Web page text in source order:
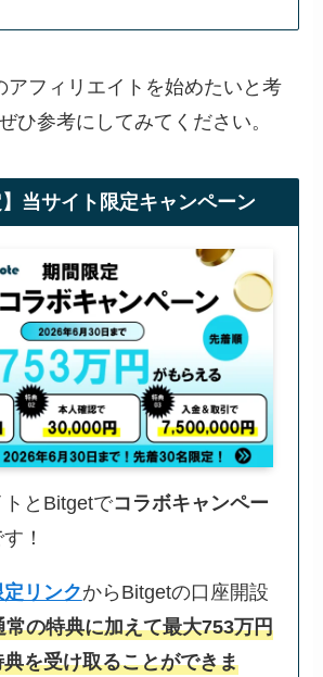
アフィリエイトを始めたいと考
ひ参考にしてみてください。
】当サイト限定キャンペーン
とBitgetでコラボキャンペー
！
リンクからBitgetの口座開設
常の特典に加えて最大753万円
を受け取ることができま